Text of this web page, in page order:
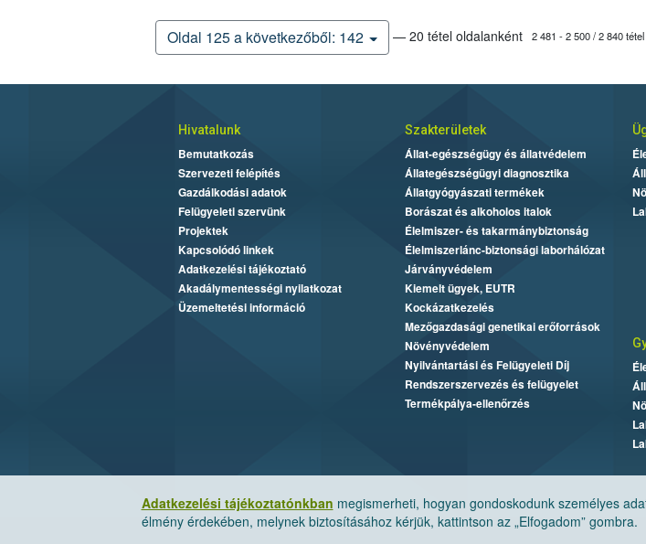
Oldal 125 a következőből: 142 — 20 tétel oldalanként 2 481 - 2 500 / 2 840
Adatkezelési tájékoztatónkban megismerheti, hogyan gondoskodunk személyes
élmény érdekében, melynek biztosításához kérjük, kattintson az „Elfogadom” gombra.
Hivatalunk
Bemutatkozás
Szervezeti felépítés
Gazdálkodási adatok
Felügyeleti szervünk
Projektek
Kapcsolódó linkek
Adatkezelési tájékoztató
Akadálymentességi nyilatkozat
Üzemeltetési információ
Szakterületek
Állat-egészségügy és állatvédelem
Állategészségügyi diagnosztika
Állatgyógyászati termékek
Borászat és alkoholos italok
Élelmiszer- és takarmánybiztonság
Élelmiszerlánc-biztonsági laborhálózat
Járványvédelem
Kiemelt ügyek, EUTR
Kockázatkezelés
Mezőgazdasági genetikai erőforrások
Növényvédelem
Nyilvántartási és Felügyeleti Díj
Rendszerszervezés és felügyelet
Termékpálya-ellenőrzés